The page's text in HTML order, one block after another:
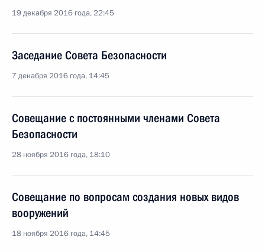
19 декабря 2016 года, 22:45
Заседание Совета Безопасности
7 декабря 2016 года, 14:45
Совещание с постоянными членами Совета
Безопасности
28 ноября 2016 года, 18:10
Совещание по вопросам создания новых видов
вооружений
18 ноября 2016 года, 14:45